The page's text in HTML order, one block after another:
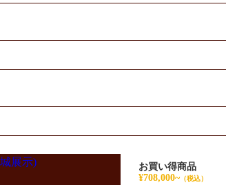
お買い得商品
¥708,000~（税込）